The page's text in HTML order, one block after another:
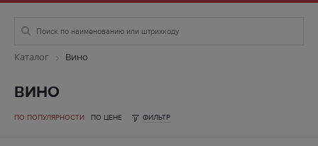
Каталог Вино
ВИНО
ПО ПОПУЛЯРНОСТИ ПО ЦЕНЕ ФИЛЬТР